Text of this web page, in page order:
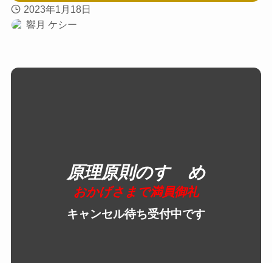
2023年1月18日
響月 ケシー
原理原則のすゝめ
おかげさまで満員御礼
キャンセル待ち受付中です